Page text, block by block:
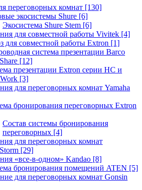
переговорных комнат [130]
экосистемы Shure [6]
Экосистема Shure Stem [6]
для совместной работы Vivitek [4]
совместной работы Extron [1]
система презентации Barco
[12]
презентации Extron серии HC и
[3]
для переговорных комнат Yamaha
бронирования переговорных Extron
Состав системы бронирования
переговорных [4]
для переговорных комнат
[29]
«все-в-одном» Kandao [8]
бронирования помещений ATEN [5]
для переговорных комнат Gonsin